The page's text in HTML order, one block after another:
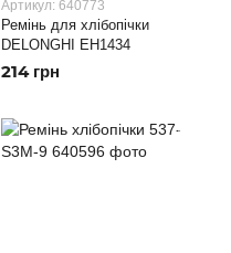
Артикул: 640773
Ремінь для хлібопічки
DELONGHI EH1434
214 грн